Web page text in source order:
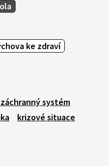
ke zdraví
systém
krizové situace